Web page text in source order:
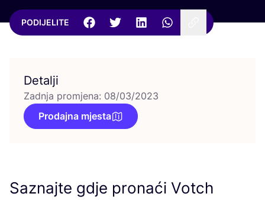
PODIJELITE
Detalji
Zadnja promjena: 08/03/2023
Prodajna mjesta
Saznajte gdje pronaći Votch